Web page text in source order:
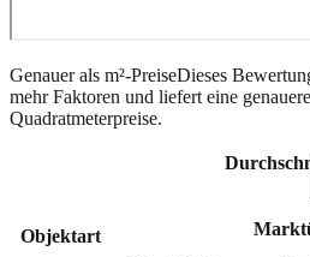
Genauer als m²-PreiseDieses
mehr Faktoren und liefert eine
Quadratmeterpreise.
Objektart